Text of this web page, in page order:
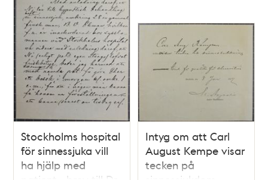
Stockholms hospital
för sinnessjuka vill
ha hjälp med
Intyg om att Carl
August Kempe visar
tecken på